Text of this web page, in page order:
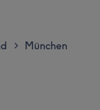
> München